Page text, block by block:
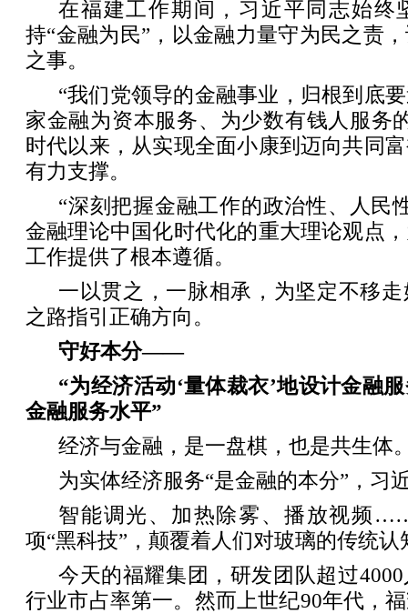
在福建工作期间，习近平同志始终
持“金融为民”，以金融力量守为民之责
之事。
“我们党领导的金融事业，归根到底
家金融为资本服务、为少数有钱人服务
时代以来，从实现全面小康到迈向共同
有力支撑。
“深刻把握金融工作的政治性、人民
金融理论中国化时代化的重大理论观点
工作提供了根本遵循。
一以贯之，一脉相承，为坚定不移
之路指引正确方向。
守好本分——
“为经济活动‘量体裁衣’地设计金融
金融服务水平”
经济与金融，是一盘棋，也是共生体
为实体经济服务“是金融的本分”，习
智能调光、加热除雾、播放视频
项“黑科技”，颠覆着人们对玻璃的传统认
今天的福耀集团，研发团队超过
行业市占率第一。然而上世纪90年代，